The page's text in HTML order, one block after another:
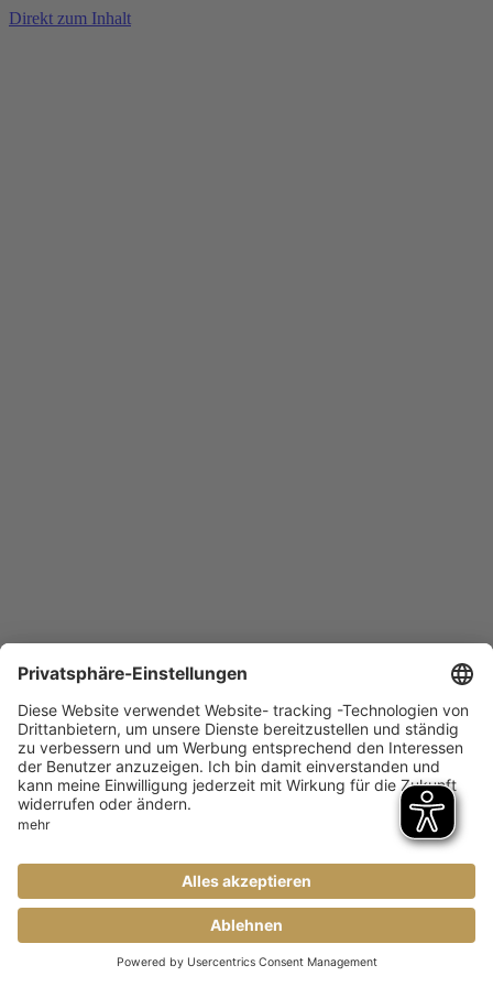
Direkt zum Inhalt